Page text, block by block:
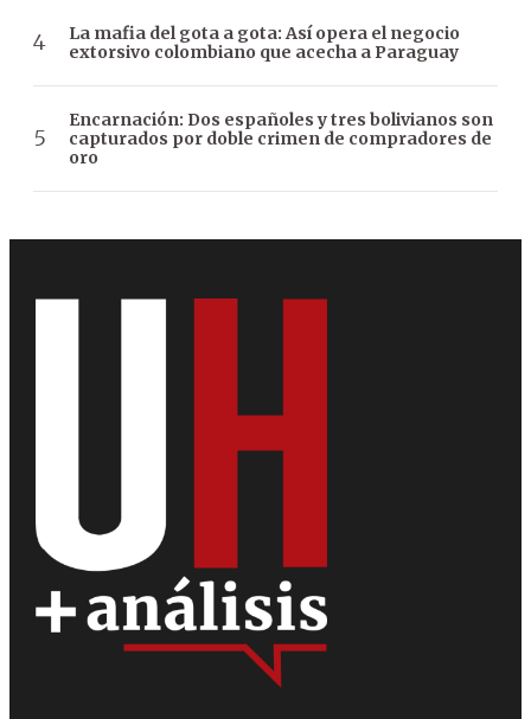
La mafia del gota a gota: Así opera el negocio
extorsivo colombiano que acecha a Paraguay
Encarnación: Dos españoles y tres bolivianos son
capturados por doble crimen de compradores de
oro